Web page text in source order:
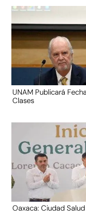
UNAM Publicará
Clases
Oaxaca: Ciudad